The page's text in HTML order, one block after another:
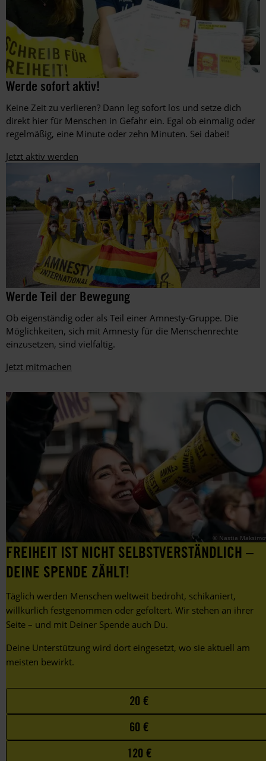
Aktion
am
Städtischen
Gymnasium
Erwitte
in
Westfalen
Amnesty-
Briefmarathons
an
©
©
Huckebrink
Werde sofort aktiv!
Keine Zeit zu verlieren? Dann leg sofort los und setze dich
direkt hier für Menschen in Gefahr ein. Egal ob einmalig oder
regelmäßig, eine Minute oder zehn Minuten. Sei dabei!
Jetzt aktiv werden
Amnesty-
Mitglieder
setzen
beim
EM-
Spiel
Ungarn
im
Diskriminierung
LGBTIQ+.
©
Amnesty
Foto:
Matthias
Balk
Werde Teil der Bewegung
Ob eigenständig oder als Teil einer Amnesty-Gruppe. Die
Möglichkeiten, sich mit Amnesty für die Menschenrechte
einzusetzen, sind vielfältig.
Jetzt mitmachen
© Nastia
FREIHEIT IST NICHT SELBSTVERSTÄNDLICH –
DEINE SPENDE ZÄHLT!
Täglich werden Menschen weltweit bedroht, schikaniert,
willkürlich festgenommen oder gefoltert. Wir stehen an ihrer
Seite – und mit Deiner Spende auch Du.
Deine Unterstützung wird dort eingesetzt, wo sie aktuell am
meisten bewirkt.
your
favorite
20 €
60 €
120 €